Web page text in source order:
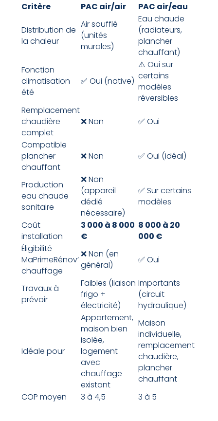
Critère PAC air/air PAC air/eau
Distribution de
la chaleur
Air soufflé
(unités
murales)
Eau chaude
(radiateurs,
plancher
chauffant)
Fonction
climatisation
été
✅ Oui (native)
⚠️ Oui sur
certains
modèles
réversibles
Remplacement
chaudière
complet
❌ Non ✅ Oui
Compatible
plancher
chauffant
❌ Non ✅ Oui (idéal)
Production
eau chaude
sanitaire
❌ Non
(appareil
dédié
nécessaire)
✅ Sur certains
modèles
Coût
installation
3 000 à 8 000
€
8 000 à 20
000 €
Éligibilité
MaPrimeRénov’
chauffage
❌ Non (en
général)
✅ Oui
Travaux à
prévoir
Faibles (liaison
frigo +
électricité)
Importants
(circuit
hydraulique)
Idéale pour
Appartement,
maison bien
isolée,
logement
avec
chauffage
existant
Maison
individuelle,
remplacement
chaudière,
plancher
chauffant
COP moyen
3 à 4,5 3 à 5